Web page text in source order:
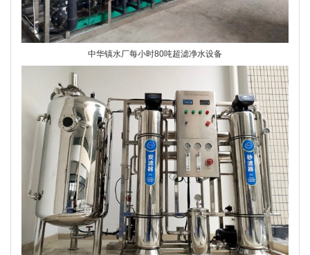
中华镇水厂每小时80吨超滤净水设备